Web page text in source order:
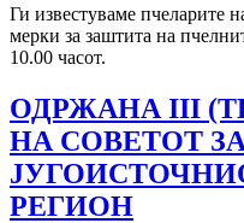
Ги известуваме пчеларите
мерки за заштита на
10.00 часот.
ОДРЖАНА III
НА СОВЕТОТ
РЕГИОН